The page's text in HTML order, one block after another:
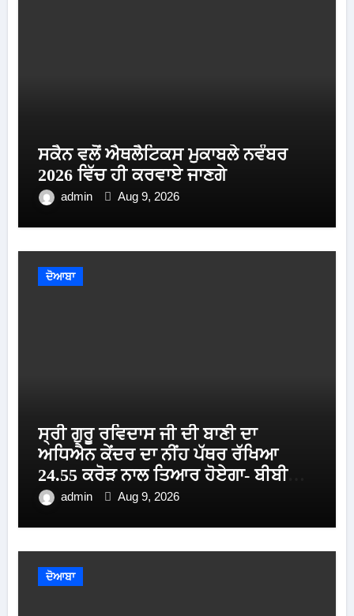
ਸਕੈਨ ਵਲੋਂ ਐਥਲੈਟਿਕਸ ਮੁਕਾਬਲੇ ਨਵੰਬਰ
2026 ਵਿੱਚ ਹੀ ਕਰਵਾਏ ਜਾਣਗੇ
admin Aug 9, 2026
ਦੋਆਬਾ
ਸ੍ਰੀ ਗੁਰੂ ਰਵਿਦਾਸ ਜੀ ਦੀ ਬਾਣੀ ਦਾ
ਅਧਿਐਨ ਕੇਂਦਰ ਦਾ ਨੀਂਹ ਪੱਥਰ ਰੱਖਿਆ
24.55 ਕਰੋੜ ਨਾਲ ਤਿਆਰ ਹੋਏਗਾ- ਬੀਬੀ
ਮਾਨadmin Aug 9, 2026
ਦੋਆਬਾ